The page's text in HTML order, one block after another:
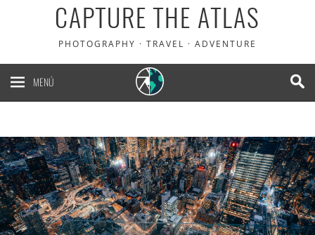
CAPTURE THE ATLAS
PHOTOGRAPHY · TRAVEL · ADVENTURE
MENÚ